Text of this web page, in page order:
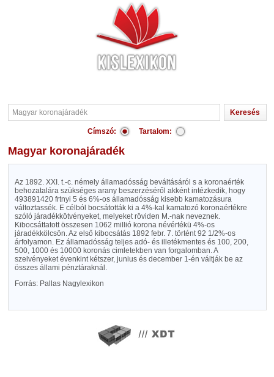
Címszó: Tartalom:
Magyar koronajáradék
Az 1892. XXI. t.-c. némely államadósság beváltásáról s a koronaérték
behozatalára szükséges arany beszerzéséről akként intézkedik, hogy
493891420 frtnyi 5 és 6%-os államadósság kisebb kamatozásura
változtassék. E célból bocsátották ki a 4%-kal kamatozó koronaértékre
szóló járadékkötvényeket, melyeket röviden M.-nak neveznek.
Kibocsáttatott összesen 1062 millió korona névértékü 4%-os
járadékkölcsön. Az első kibocsátás 1892 febr. 7. történt 92 1/2%-os
árfolyamon. Ez államadósság teljes adó- és illetékmentes és 100, 200,
500, 1000 és 10000 koronás cimletekben van forgalomban. A
szelvényeket évenkint kétszer, junius és december 1-én váltják be az
összes állami pénztáraknál.
Forrás: Pallas Nagylexikon